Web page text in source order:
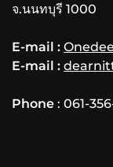
จ.นนทบุรี 1000
E-mail :
E-mail :
Phone : 061-